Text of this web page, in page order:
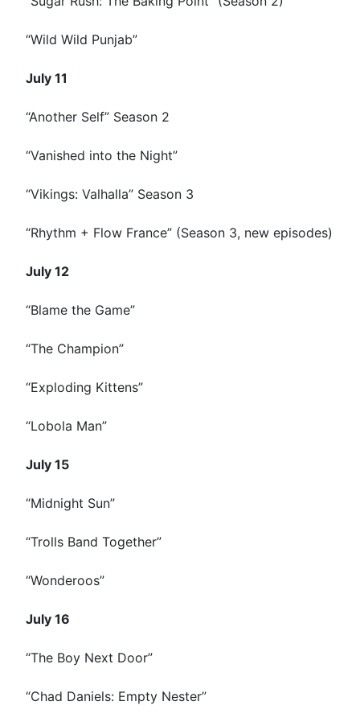
“Wild Wild Punjab”
July 11
“Another Self” Season 2
“Vanished into the Night”
“Vikings: Valhalla” Season 3
“Rhythm + Flow France” (Season 3, new episodes)
July 12
“Blame the Game”
“The Champion”
“Exploding Kittens”
“Lobola Man”
July 15
“Midnight Sun”
“Trolls Band Together”
“Wonderoos”
July 16
“The Boy Next Door”
“Chad Daniels: Empty Nester”